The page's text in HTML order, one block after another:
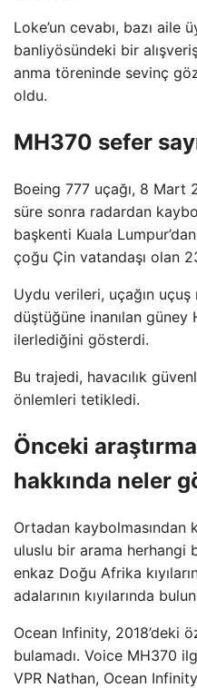
Loke’un cevabı, bazı aile
banliyösündeki bir
anma töreninde sevinç
oldu.
MH370 sefer
Boeing 777 uçağı, 8 Mart
süre sonra radardan
başkenti Kuala
çoğu Çin vatandaşı olan
Uydu verileri, uçağın uçuş
düştüğüne inanılan güney
ilerlediğini gösterdi.
Bu trajedi, havacılık
önlemleri tetikledi.
Önceki
hakkında neler
Ortadan kaybolmasından
uluslu bir arama herhangi
enkaz Doğu Afrika
adalarının kıyılarında
Ocean Infinity, 2018’deki
bulamadı. Voice MH370
VPR Nathan, Ocean